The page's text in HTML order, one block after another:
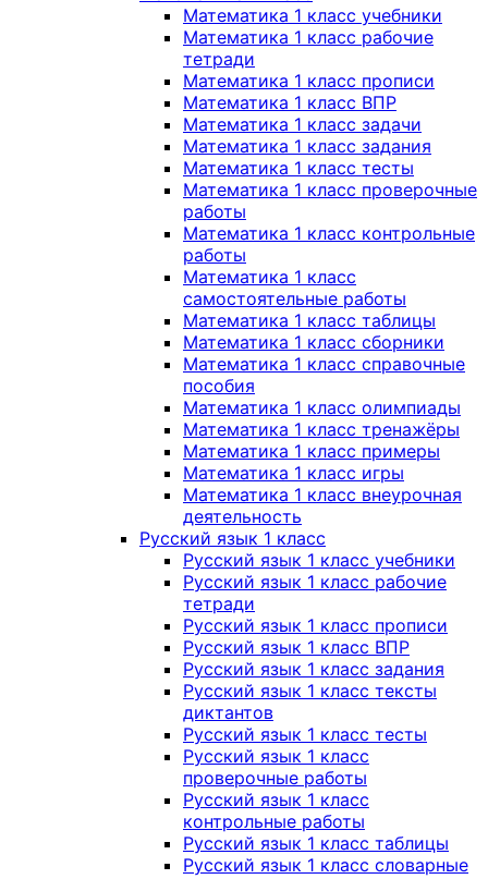
Математика 1 класс учебники
Математика 1 класс рабочие
тетради
Математика 1 класс прописи
Математика 1 класс ВПР
Математика 1 класс задачи
Математика 1 класс задания
Математика 1 класс тесты
Математика 1 класс проверочные
работы
Математика 1 класс контрольные
работы
Математика 1 класс
самостоятельные работы
Математика 1 класс таблицы
Математика 1 класс сборники
Математика 1 класс справочные
пособия
Математика 1 класс олимпиады
Математика 1 класс тренажёры
Математика 1 класс примеры
Математика 1 класс игры
Математика 1 класс внеурочная
деятельность
Русский язык 1 класс
Русский язык 1 класс учебники
Русский язык 1 класс рабочие
тетради
Русский язык 1 класс прописи
Русский язык 1 класс ВПР
Русский язык 1 класс задания
Русский язык 1 класс тексты
диктантов
Русский язык 1 класс тесты
Русский язык 1 класс
проверочные работы
Русский язык 1 класс
контрольные работы
Русский язык 1 класс таблицы
Русский язык 1 класс словарные